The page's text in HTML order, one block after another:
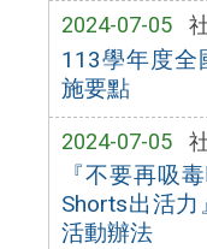
2024-07-05
113學年度全
施要點
2024-07-05
『不要再吸
Shorts出活
活動辦法